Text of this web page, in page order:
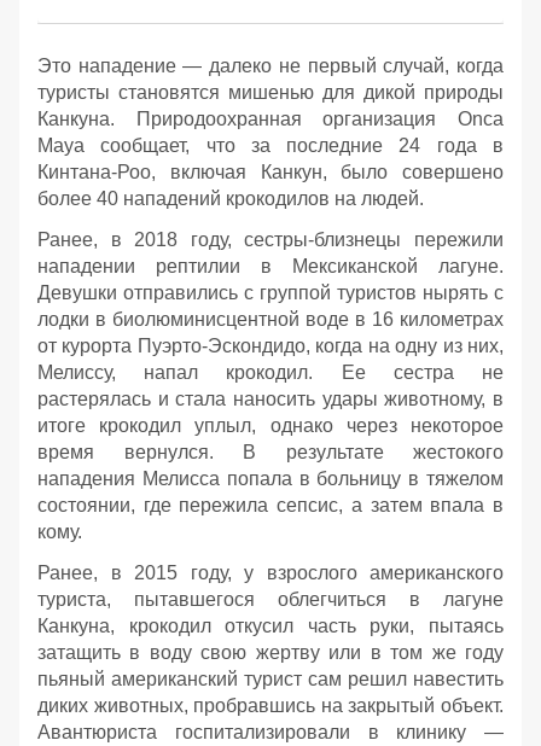
Это нападение — далеко не первый случай, когда
туристы становятся мишенью для дикой природы
Канкуна. Природоохранная организация Onca
Maya сообщает, что за последние 24 года в
Кинтана-Роо, включая Канкун, было совершено
более 40 нападений крокодилов на людей.
Ранее, в 2018 году, сестры-близнецы пережили
нападении рептилии в Мексиканской лагуне.
Девушки отправились с группой туристов нырять с
лодки в биолюминисцентной воде в 16 километрах
от курорта Пуэрто-Эскондидо, когда на одну из них,
Мелиссу, напал крокодил. Ее сестра не
растерялась и стала наносить удары животному, в
итоге крокодил уплыл, однако через некоторое
время вернулся. В результате жестокого
нападения Мелисса попала в больницу в тяжелом
состоянии, где пережила сепсис, а затем впала в
кому.
Ранее, в 2015 году, у взрослого американского
туриста, пытавшегося облегчиться в лагуне
Канкуна, крокодил откусил часть руки, пытаясь
затащить в воду свою жертву или в том же году
пьяный американский турист сам решил навестить
диких животных, пробравшись на закрытый объект.
Авантюриста госпитализировали в клинику —